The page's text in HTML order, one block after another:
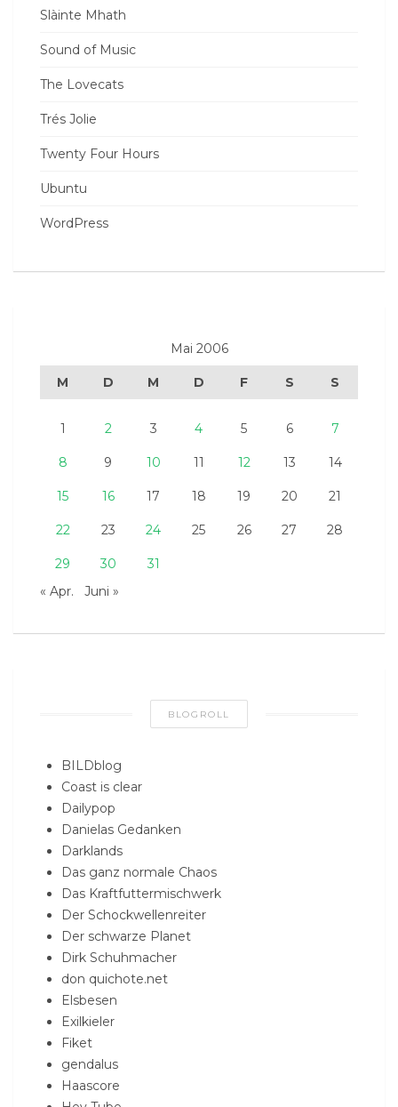
Slàinte Mhath
Sound of Music
The Lovecats
Trés Jolie
Twenty Four Hours
Ubuntu
WordPress
Mai 2006
M D M D F S S
1 2 3 4 5 6 7
8 9 10 11 12 13 14
15 16 17 18 19 20 21
22 23 24 25 26 27 28
29 30
31
« Apr.
Juni »
BLOGROLL
BILDblog
Coast is clear
Dailypop
Danielas Gedanken
Darklands
Das ganz normale Chaos
Das Kraftfuttermischwerk
Der Schockwellenreiter
Der schwarze Planet
Dirk Schuhmacher
don quichote.net
Elsbesen
Exilkieler
Fiket
gendalus
Haascore